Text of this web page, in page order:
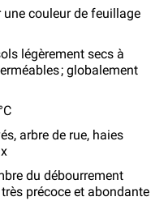
une couleur de feuillage
légèrement secs à
; globalement
arbre de rue, haies
du débourrement
précoce et abondante